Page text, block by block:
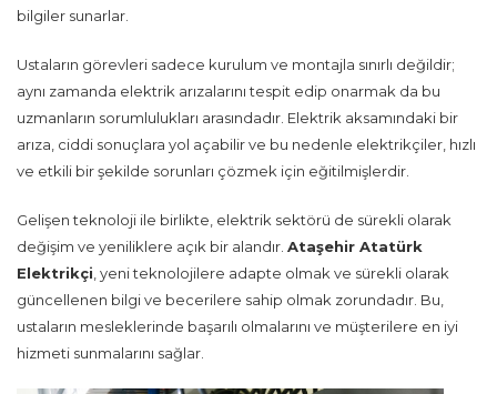
bilgiler sunarlar.
Ustaların görevleri sadece kurulum ve montajla sınırlı değildir;
aynı zamanda elektrik arızalarını tespit edip onarmak da bu
uzmanların sorumlulukları arasındadır. Elektrik aksamındaki bir
arıza, ciddi sonuçlara yol açabilir ve bu nedenle elektrikçiler, hızlı
ve etkili bir şekilde sorunları çözmek için eğitilmişlerdir.
Gelişen teknoloji ile birlikte, elektrik sektörü de sürekli olarak
değişim ve yeniliklere açık bir alandır. Ataşehir Atatürk
Elektrikçi , yeni teknolojilere adapte olmak ve sürekli olarak
güncellenen bilgi ve becerilere sahip olmak zorundadır. Bu,
ustaların mesleklerinde başarılı olmalarını ve müşterilere en iyi
hizmeti sunmalarını sağlar.